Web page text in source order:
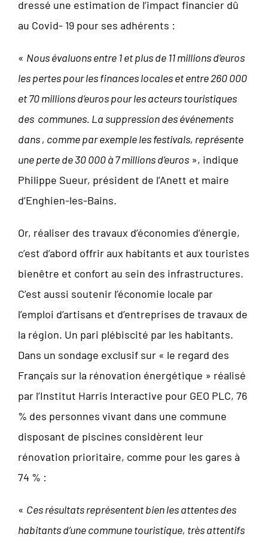
dressé une estimation de l’impact financier dû
au Covid- 19 pour ses adhérents :
« Nous évaluons entre 1 et plus de 11 millions d’euros
les pertes pour les finances locales et entre 260 000
et 70 millions d’euros pour les acteurs touristiques
des communes. La suppression des événements
dans , comme par exemple les festivals, représente
une perte de 30 000 à 7 millions d’euros », indique
Philippe Sueur, président de l’Anett et maire
d’Enghien-les-Bains.
Or, réaliser des travaux d’économies d’énergie,
c’est d’abord offrir aux habitants et aux touristes
bienêtre et confort au sein des infrastructures.
C’est aussi soutenir l’économie locale par
l’emploi d’artisans et d’entreprises de travaux de
la région. Un pari plébiscité par les habitants.
Dans un sondage exclusif sur « le regard des
Français sur la rénovation énergétique » réalisé
par l’Institut Harris Interactive pour GEO PLC, 76
% des personnes vivant dans une commune
disposant de piscines considèrent leur
rénovation prioritaire, comme pour les gares à
74 % :
« Ces résultats représentent bien les attentes des
habitants d’une commune touristique, très attentifs